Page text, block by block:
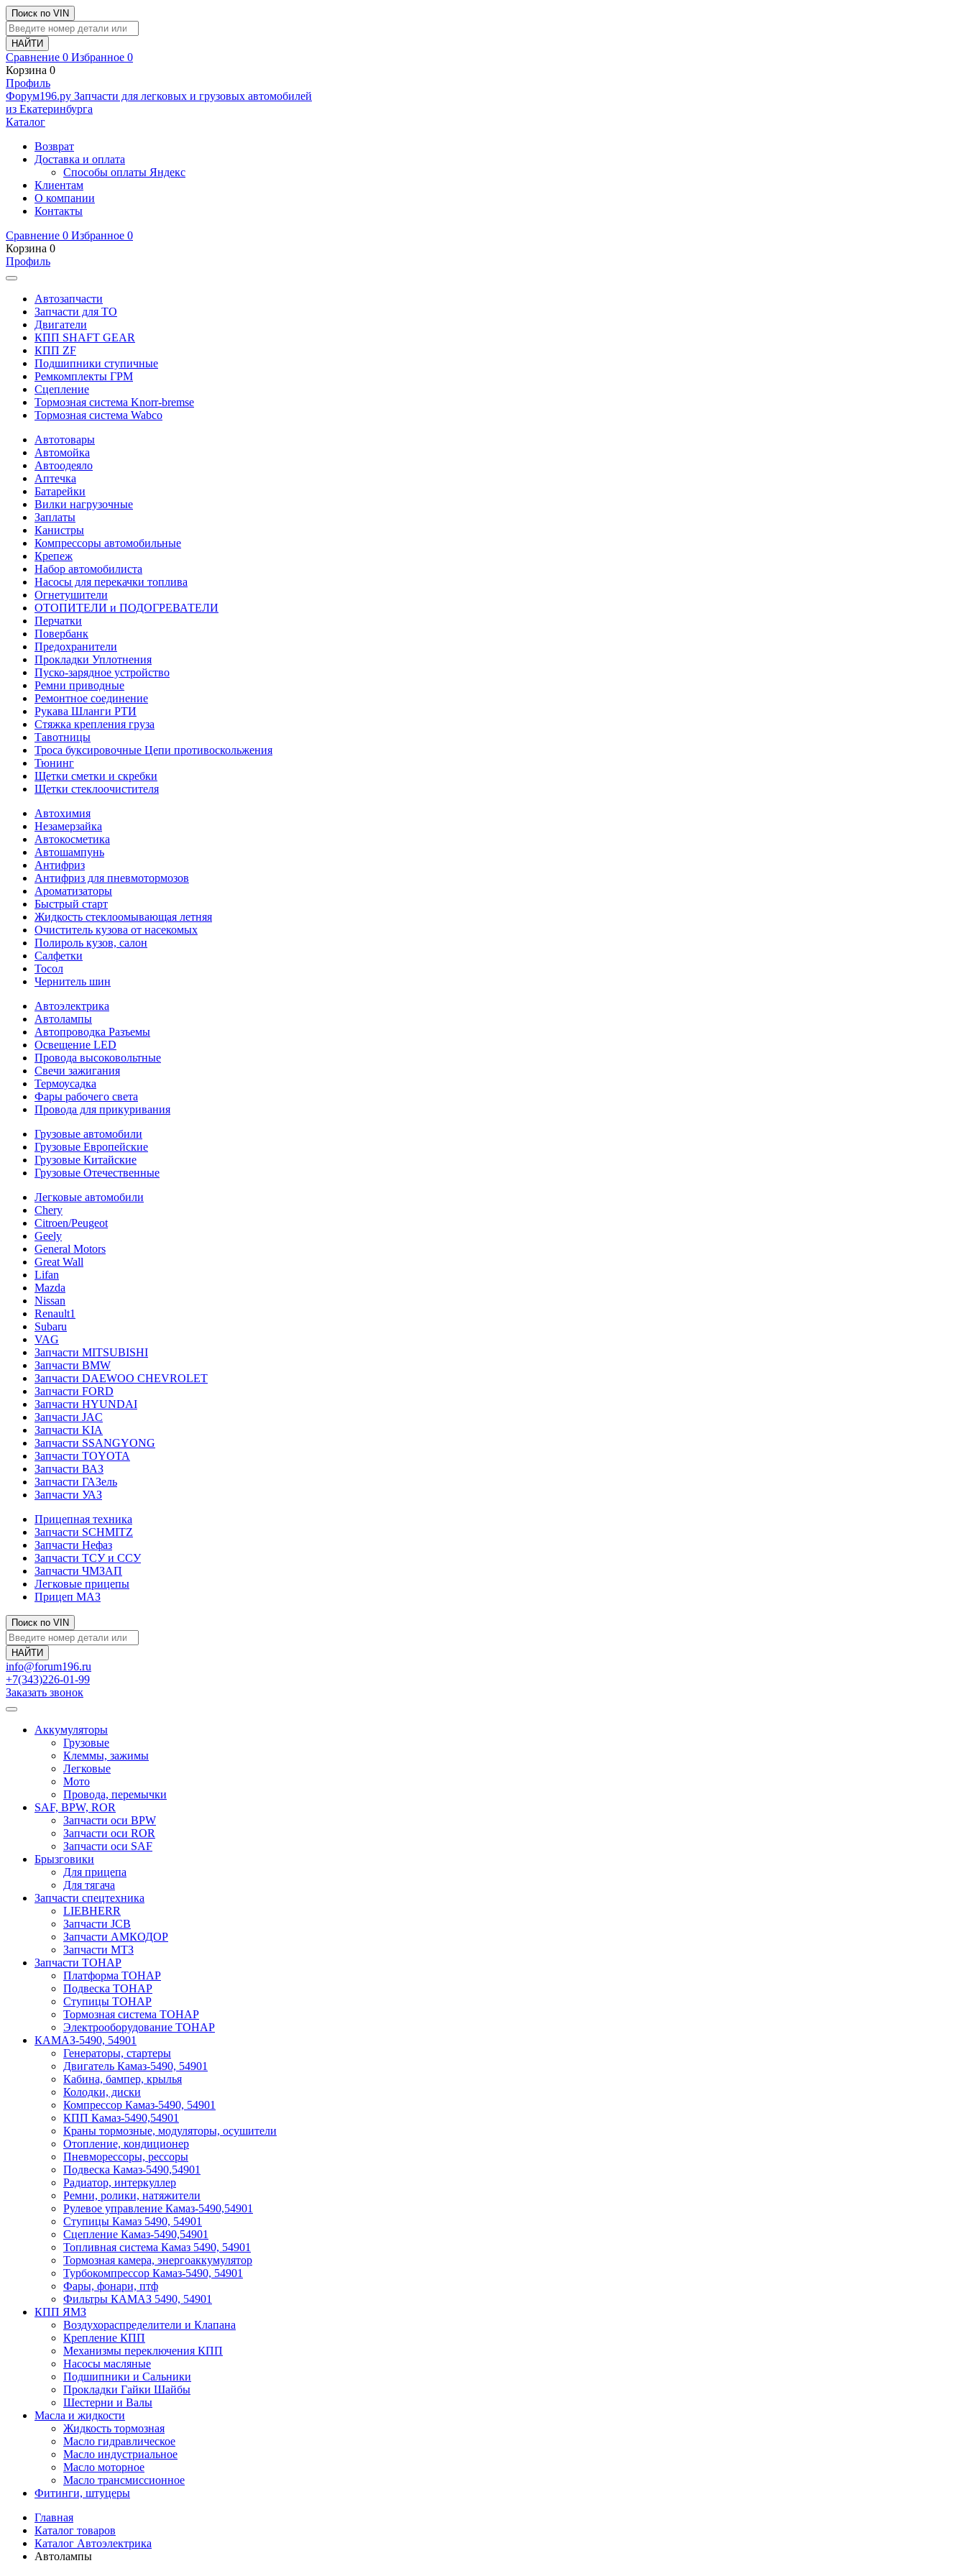
Поиск по VIN
Сравнение 0 Избранное 0
Корзина 0
Профиль
Фoрум196.ру Запчасти для легковых и грузовых автомобилей
из Екатеринбурга
Каталог
Возврат
Доставка и оплата
Способы оплаты Яндекс
Клиентам
О компании
Контакты
Сравнение 0 Избранное 0
Корзина 0
Профиль
Автозапчасти
Запчасти для ТО
Двигатели
КПП SHAFT GEAR
КПП ZF
Подшипники ступичные
Ремкомплекты ГРМ
Сцепление
Тормозная система Knorr-bremse
Тормозная система Wabco
Автотовары
Автомойка
Автоодеяло
Аптечка
Батарейки
Вилки нагрузочные
Заплаты
Канистры
Компрессоры автомобильные
Крепеж
Набор автомобилиста
Насосы для перекачки топлива
Огнетушители
ОТОПИТЕЛИ и ПОДОГРЕВАТЕЛИ
Перчатки
Повербанк
Предохранители
Прокладки Уплотнения
Пуско-зарядное устройство
Ремни приводные
Ремонтное соединение
Рукава Шланги РТИ
Стяжка крепления груза
Тавотницы
Троса буксировочные Цепи противоскольжения
Тюнинг
Щетки сметки и скребки
Щетки стеклоочистителя
Автохимия
Незамерзайка
Автокосметика
Автошампунь
Антифриз
Антифриз для пневмотормозов
Ароматизаторы
Быстрый старт
Жидкость стеклоомывающая летняя
Очиститель кузова от насекомых
Полироль кузов, салон
Салфетки
Тосол
Чернитель шин
Автоэлектрика
Автолампы
Автопроводка Разъемы
Освещение LED
Провода высоковольтные
Свечи зажигания
Термоусадка
Фары рабочего света
Провода для прикуривания
Грузовые автомобили
Грузовые Европейские
Грузовые Китайские
Грузовые Отечественные
Легковые автомобили
Chery
Citroen/Peugeot
Geely
General Motors
Great Wall
Lifan
Mazda
Nissan
Renault1
Subaru
VAG
Запчасти MITSUBISHI
Запчасти BMW
Запчасти DAEWOO CHEVROLET
Запчасти FORD
Запчасти HYUNDAI
Запчасти JAC
Запчасти KIA
Запчасти SSANGYONG
Запчасти TOYOTA
Запчасти ВАЗ
Запчасти ГАЗель
Запчасти УАЗ
Прицепная техника
Запчасти SCHMITZ
Запчасти Нефаз
Запчасти ТСУ и ССУ
Запчасти ЧМЗАП
Легковые прицепы
Прицеп МАЗ
Поиск по VIN
info@forum196.ru
+7(343)226-01-99
Заказать звонок
Аккумуляторы
Грузовые
Клеммы, зажимы
Легковые
Мото
Провода, перемычки
SAF, BPW, ROR
Запчасти оси BPW
Запчасти оси ROR
Запчасти оси SAF
Брызговики
Для прицепа
Для тягача
Запчасти спецтехника
LIEBHERR
Запчасти JCB
Запчасти АМКОДОР
Запчасти МТЗ
Запчасти ТОНАР
Платформа ТОНАР
Подвеска ТОНАР
Ступицы ТОНАР
Тормозная система ТОНАР
Электрооборудование ТОНАР
КАМАЗ-5490, 54901
Генераторы, стартеры
Двигатель Камаз-5490, 54901
Кабина, бампер, крылья
Колодки, диски
Компрессор Камаз-5490, 54901
КПП Камаз-5490,54901
Краны тормозные, модуляторы, осушители
Отопление, кондиционер
Пневморессоры, рессоры
Подвеска Камаз-5490,54901
Радиатор, интеркуллер
Ремни, ролики, натяжители
Рулевое управление Камаз-5490,54901
Ступицы Камаз 5490, 54901
Сцепление Камаз-5490,54901
Топливная система Камаз 5490, 54901
Тормозная камера, энергоаккумулятор
Турбокомпрессор Камаз-5490, 54901
Фары, фонари, птф
Фильтры КАМАЗ 5490, 54901
КПП ЯМЗ
Воздухораспределители и Клапана
Крепление КПП
Механизмы переключения КПП
Насосы масляные
Подшипники и Сальники
Прокладки Гайки Шайбы
Шестерни и Валы
Масла и жидкости
Жидкость тормозная
Масло гидравлическое
Масло индустриальное
Масло моторное
Масло трансмиссионное
Фитинги, штуцеры
Главная
Каталог товаров
Каталог Автоэлектрика
Автолампы